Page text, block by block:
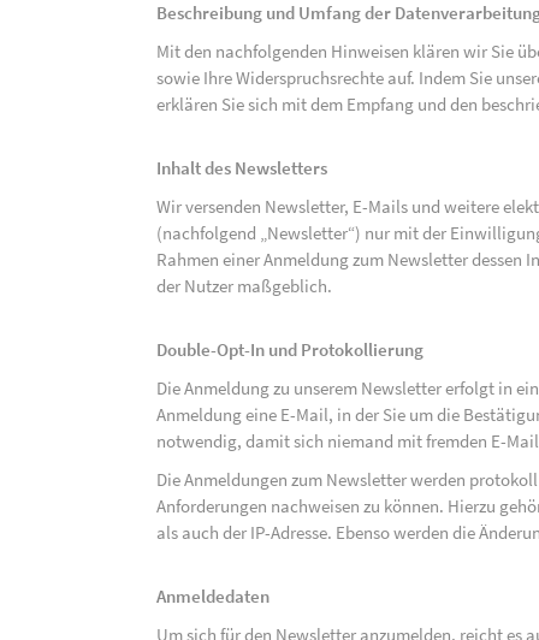
Beschreibung und Umfang der
Mit den nachfolgenden Hinweisen klären wir Sie
sowie Ihre Widerspruchsrechte auf. Indem Sie
erklären Sie sich mit dem Empfang und den
Inhalt des Newsletters
Wir versenden Newsletter, E-Mails und weitere
(nachfolgend „Newsletter“) nur mit der
Rahmen einer Anmeldung zum Newsletter
der Nutzer maßgeblich.
Double-Opt-In und Protokollierung
Die Anmeldung zu unserem Newsletter erfolgt in
Anmeldung eine E-Mail, in der Sie um die
notwendig, damit sich niemand mit fremden E-
Die Anmeldungen zum Newsletter werden
Anforderungen nachweisen zu können. Hierzu
als auch der IP-Adresse. Ebenso werden die
Anmeldedaten
Um sich für den Newsletter anzumelden, reicht es